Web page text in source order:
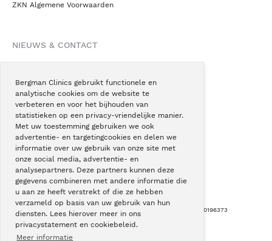
Bergman Clinics gebruikt functionele en
analytische cookies om de website te
verbeteren en voor het bijhouden van
statistieken op een privacy-vriendelijke manier.
Met uw toestemming gebruiken we ook
advertentie- en targetingcookies en delen we
informatie over uw gebruik van onze site met
onze social media, advertentie- en
analysepartners. Deze partners kunnen deze
gegevens combineren met andere informatie die
u aan ze heeft verstrekt of die ze hebben
verzameld op basis van uw gebruik van hun
diensten. Lees hierover meer in ons
privacystatement en cookiebeleid.
Meer informatie
ZKN Algemene Voorwaarden
NIEUWS & CONTACT
Blogs
Podcast
Pressroom
Instagram
Facebook
LinkedIn
Copyright © Bergman Clinics 2026 KVK nummer: 30196373